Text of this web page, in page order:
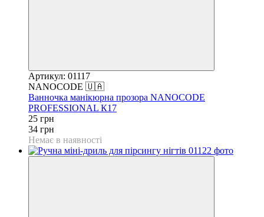
Артикул: 01117
NANOCODE 🇺🇦
Ванночка манікюрна прозора NANOCODE
PROFESSIONAL К17
25 грн
34 грн
Немає в наявності